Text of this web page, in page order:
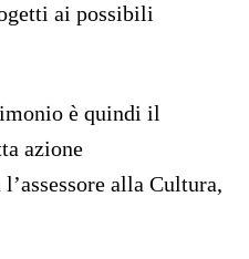
ai possibili
è quindi il
azione
alla Cultura,